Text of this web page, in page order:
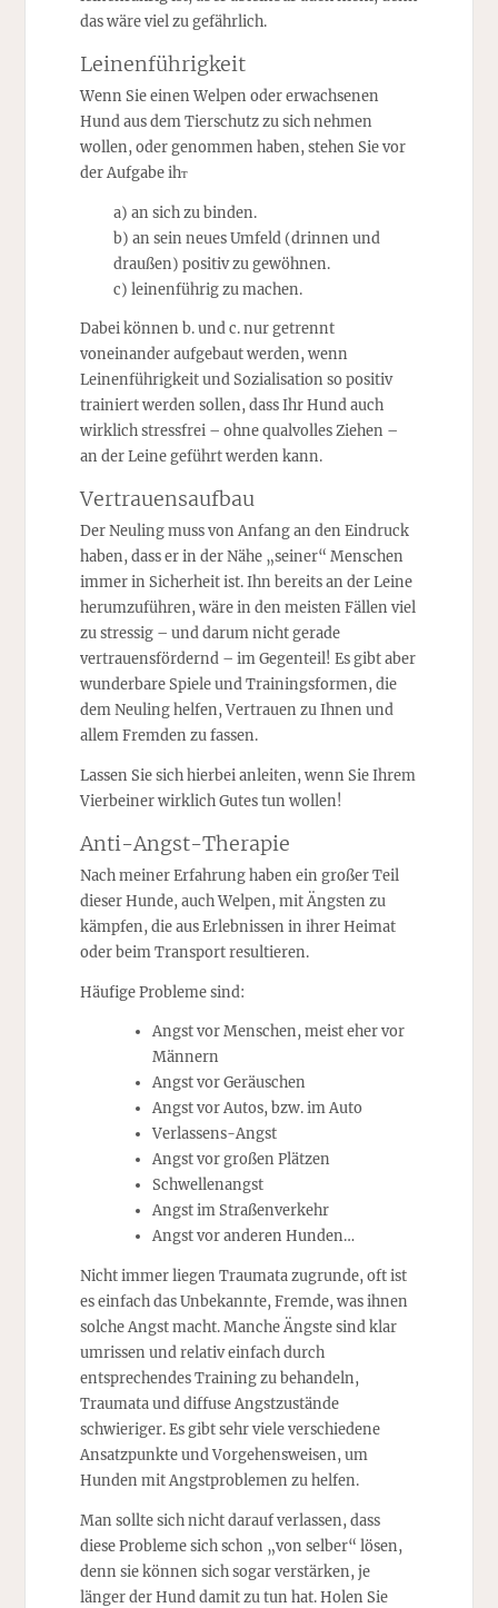
das wäre viel zu gefährlich.
Leinenführigkeit
Wenn Sie einen Welpen oder erwachsenen
Hund aus dem Tierschutz zu sich nehmen
wollen, oder genommen haben, stehen Sie vor
der Aufgabe ihт
a) an sich zu binden.
b) an sein neues Umfeld (drinnen und
draußen) positiv zu gewöhnen.
c) leinenführig zu machen.
Dabei können b. und c. nur getrennt
voneinander aufgebaut werden, wenn
Leinenführigkeit und Sozialisation so positiv
trainiert werden sollen, dass Ihr Hund auch
wirklich stressfrei – ohne qualvolles Ziehen ­–
an der Leine geführt werden kann.
Vertrauensaufbau
Der Neuling muss von Anfang an den Eindruck
haben, dass er in der Nähe „seiner“ Menschen
immer in Sicherheit ist. Ihn bereits an der Leine
herumzuführen, wäre in den meisten Fällen viel
zu stressig – und darum nicht gerade
vertrauensfördernd – im Gegenteil! Es gibt aber
wunderbare Spiele und Trainingsformen, die
dem Neuling helfen, Vertrauen zu Ihnen und
allem Fremden zu fassen.
Lassen Sie sich hierbei anleiten, wenn Sie Ihrem
Vierbeiner wirklich Gutes tun wollen!
Anti-Angst-Therapie
Nach meiner Erfahrung haben ein großer Teil
dieser Hunde, auch Welpen, mit Ängsten zu
kämpfen, die aus Erlebnissen in ihrer Heimat
oder beim Transport resultieren.
Häufige Probleme sind:
Angst vor Menschen, meist eher vor
Männern
Angst vor Geräuschen
Angst vor Autos, bzw. im Auto
Verlassens-Angst
Angst vor großen Plätzen
Schwellenangst
Angst im Straßenverkehr
Angst vor anderen Hunden…
Nicht immer liegen Traumata zugrunde, oft ist
es einfach das Unbekannte, Fremde, was ihnen
solche Angst macht. Manche Ängste sind klar
umrissen und relativ einfach durch
entsprechendes Training zu behandeln,
Traumata und diffuse Angstzustände
schwieriger. Es gibt sehr viele verschiedene
Ansatzpunkte und Vorgehensweisen, um
Hunden mit Angstproblemen zu helfen.
Man sollte sich nicht darauf verlassen, dass
diese Probleme sich schon „von selber“ lösen,
denn sie können sich sogar verstärken, je
länger der Hund damit zu tun hat. Holen Sie